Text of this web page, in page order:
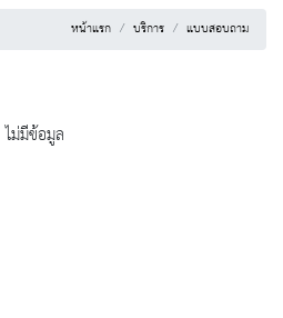
หน้าแรก บริการ แบบสอบถาม
ไม่มีข้อมูล